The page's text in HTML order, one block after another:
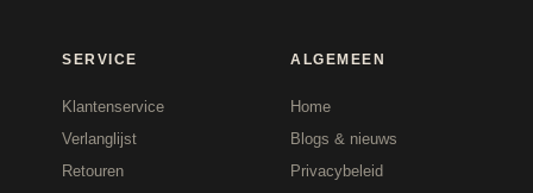
SERVICE
Klantenservice
Verlanglijst
Retouren
ALGEMEEN
Home
Blogs & nieuws
Privacybeleid